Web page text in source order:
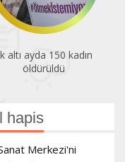
altı ayda 150 kadın
öldürüldü
hapis
Merkezi'ni